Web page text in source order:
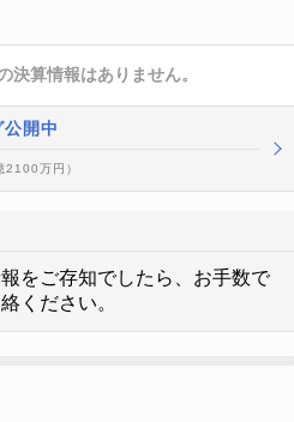
決算情報はありません。
開中
2100万円）
をご存知でしたら、お手数で
ください。